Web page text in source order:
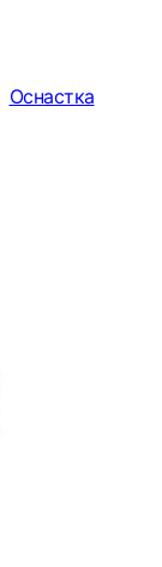
Оснастка